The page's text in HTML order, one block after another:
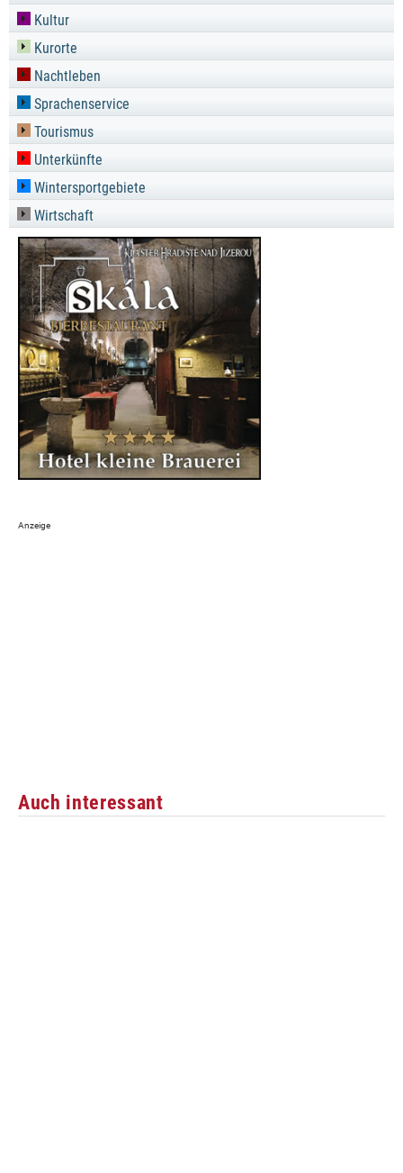
Kultur
Kurorte
Nachtleben
Sprachenservice
Tourismus
Unterkünfte
Wintersportgebiete
Wirtschaft
Auch interessant